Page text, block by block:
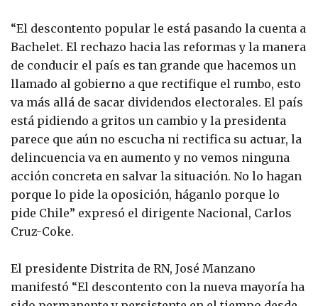
“El descontento popular le está pasando la cuenta a
Bachelet. El rechazo hacia las reformas y la manera
de conducir el país es tan grande que hacemos un
llamado al gobierno a que rectifique el rumbo, esto
va más allá de sacar dividendos electorales. El país
está pidiendo a gritos un cambio y la presidenta
parece que aún no escucha ni rectifica su actuar, la
delincuencia va en aumento y no vemos ninguna
acción concreta en salvar la situación. No lo hagan
porque lo pide la oposición, háganlo porque lo
pide Chile” expresó el dirigente Nacional, Carlos
Cruz-Coke.
El presidente Distrita de RN, José Manzano
manifestó “El descontento con la nueva mayoría ha